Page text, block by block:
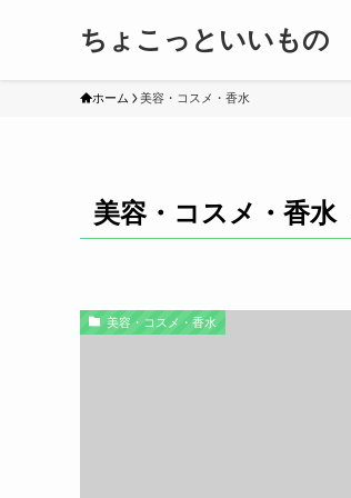
ちょこっといいもの
ホーム 美容・コスメ・香水
美容・コスメ・香水
美容・コスメ・香水